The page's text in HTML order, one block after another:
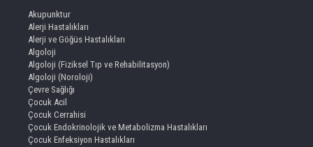
Akupunktur
Alerji Hastalıkları
Alerji ve Göğüs Hastalıkları
Algoloji
Algoloji (Fiziksel Tıp ve Rehabilitasyon)
Algoloji (Noroloji)
Çevre Sağlığı
Çocuk Acil
Çocuk Cerrahisi
Çocuk Endokrinolojik ve Metabolizma Hastalıkları
Çocuk Enfeksiyon Hastalıkları